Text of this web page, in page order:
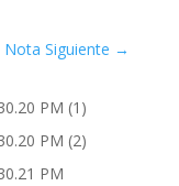
Nota Siguiente →